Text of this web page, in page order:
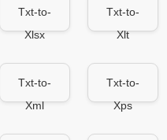
Txt-to-
Xlsx
Txt-to-
Xlt
Txt-to-
Xml
Txt-to-
Xps